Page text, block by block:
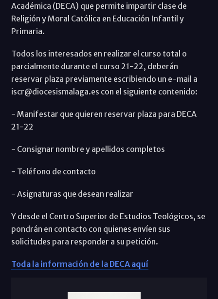
Académica (DECA) que permite impartir clase de
Religión y Moral Católica en Educación Infantil y
Primaria.
Todos los interesados en realizar el curso total o
parcialmente durante el curso 21-22, deberán
reservar plaza previamente escribiendo un e-mail a
iscr@diocesismalaga.es con el siguiente contenido:
- Manifestar que quieren reservar plaza para DECA
21-22
- Consignar nombre y apellidos completos
- Teléfono de contacto
- Asignaturas que desean realizar
Y desde el Centro Superior de Estudios Teológicos, se
pondrán en contacto con quienes envíen sus
solicitudes para responder a su petición.
Toda la información de la DECA aquí